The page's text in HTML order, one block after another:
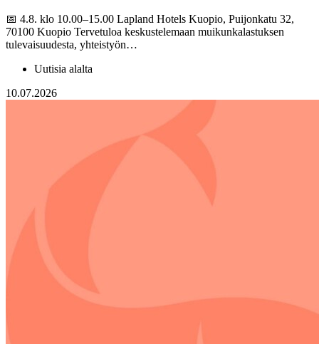
📅 4.8. klo 10.00–15.00 Lapland Hotels Kuopio, Puijonkatu 32,
70100 Kuopio Tervetuloa keskustelemaan muikunkalastuksen
tulevaisuudesta, yhteistyön…
Uutisia alalta
10.07.2026